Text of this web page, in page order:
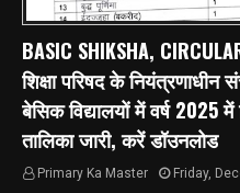
BASIC SHIKSHA,
शिक्षा परिषद के नियंत्रणाधीन
बेसिक विद्यालयों में वर्ष 2025
तालिका जारी, करें डॉउनलोड
Primary Ka Master
Friday,